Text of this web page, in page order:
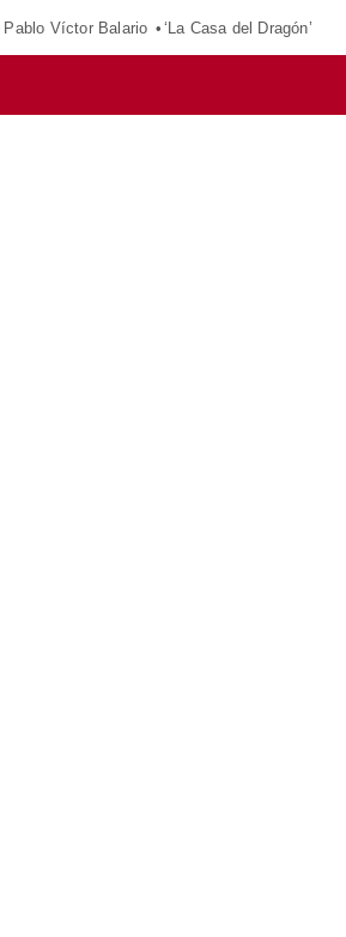
Pablo Víctor Balario ‘La Casa del Dragón’